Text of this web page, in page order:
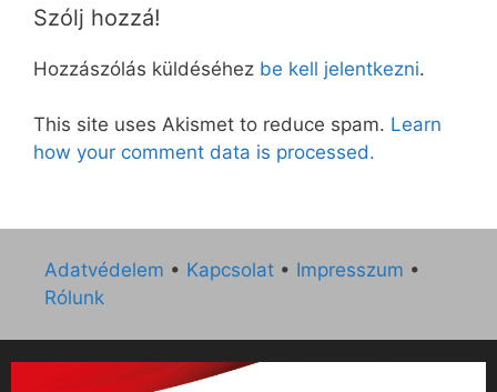
Szólj hozzá!
Hozzászólás küldéséhez be kell jelentkezni.
This site uses Akismet to reduce spam. Learn
how your comment data is processed.
Adatvédelem • Kapcsolat • Impresszum •
Rólunk